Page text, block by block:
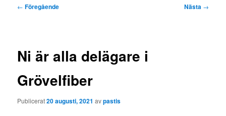
Inläggsnavigering
← Föregående Nästa →
Ni är alla delägare i
Grövelfiber
Publicerat20 augusti, 2021 avpastis